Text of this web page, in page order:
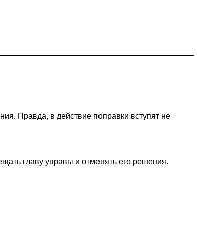
Правда, в действие поправки вступят не
главу управы и отменять его решения.